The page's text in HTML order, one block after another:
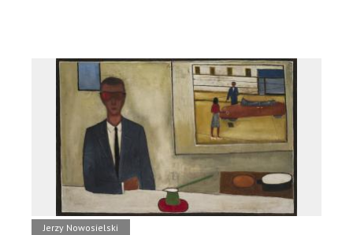
Jerzy Nowosielski